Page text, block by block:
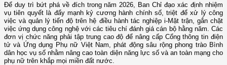
Để duy trì bứt phá về đích trong năm 2026, Ban Chỉ đạo xác định nhiệm
vụ tiên quyết là đẩy mạnh kỷ cương hành chính số, triệt để xử lý công
việc và quản lý tiến độ trên hệ điều hành tác nghiệp i-Mặt trận, gắn chặt
việc ứng dụng công nghệ với các tiêu chí đánh giá cán bộ hằng năm. Các
đơn vị chức năng phải tập trung cao độ để nâng cấp Cổng thông tin điện
tử và Ứng dụng Phụ nữ Việt Nam, phát động sâu rộng phong trào Bình
dân học vụ số nhằm nâng cao toàn diện năng lực số và an toàn mạng cho
phụ nữ trên khắp mọi miền đất nước.